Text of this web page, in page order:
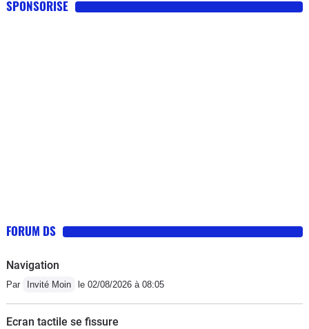
SPONSORISE
FORUM DS
Navigation
Par Invité Moin le 02/08/2026 à 08:05
Ecran tactile se fissure